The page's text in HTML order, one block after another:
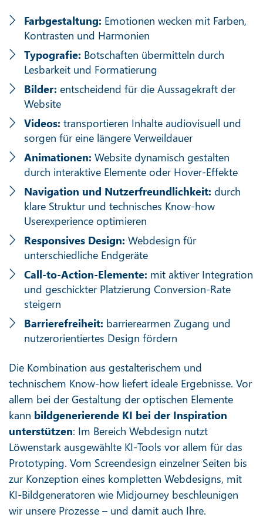
Farbgestaltung: Emotionen wecken mit Farben,
Kontrasten und Harmonien
Typografie: Botschaften übermitteln durch
Lesbarkeit und Formatierung
Bilder: entscheidend für die Aussagekraft der
Website
Videos: transportieren Inhalte audiovisuell und
sorgen für eine längere Verweildauer
Animationen: Website dynamisch gestalten
durch interaktive Elemente oder Hover-Effekte
Navigation und Nutzerfreundlichkeit: durch
klare Struktur und technisches Know-how
Userexperience optimieren
Responsives Design: Webdesign für
unterschiedliche Endgeräte
Call-to-Action-Elemente: mit aktiver Integration
und geschickter Platzierung Conversion-Rate
steigern
Barrierefreiheit: barrierearmen Zugang und
nutzerorientiertes Design fördern
Die Kombination aus gestalterischem und
technischem Know-how liefert ideale Ergebnisse. Vor
allem bei der Gestaltung der optischen Elemente
kann bildgenerierende KI bei der Inspiration
unterstützen: Im Bereich Webdesign nutzt
Löwenstark ausgewählte KI-Tools vor allem für das
Prototyping. Vom Screendesign einzelner Seiten bis
zur Konzeption eines kompletten Webdesigns, mit
KI-Bildgeneratoren wie Midjourney beschleunigen
wir unsere Prozesse – und damit auch Ihre.